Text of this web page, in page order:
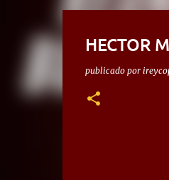
HECTOR
publicado por